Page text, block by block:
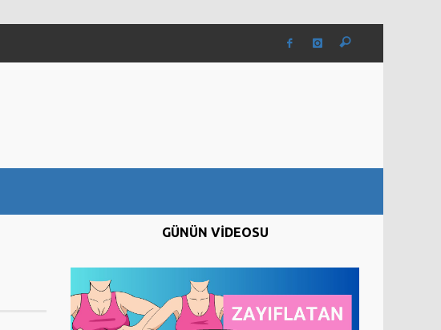
GÜNÜN VİDEOSU